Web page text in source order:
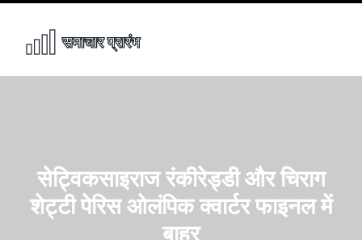
सेट्विकसाइराज रंकीरेड्डी और चिराग
शेट्टी पेरिस ओलंपिक क्वार्टर फाइनल में
बाहर